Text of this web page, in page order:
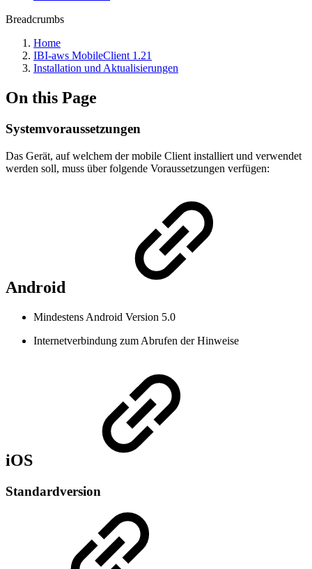
Breadcrumbs
Home
IBI-aws MobileClient 1.21
Installation und Aktualisierungen
On this Page
Systemvoraussetzungen
Das Gerät, auf welchem der mobile Client installiert und verwendet
werden soll, muss über folgende Voraussetzungen verfügen:
Android
Mindestens Android Version 5.0
Internetverbindung zum Abrufen der Hinweise
iOS
Standardversion